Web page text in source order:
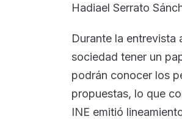
Hadiael Serrato
Durante la entrevista
sociedad tener un
podrán conocer los
propuestas, lo que
INE emitió